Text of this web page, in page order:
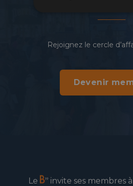
Rejoignez le cercle
Devenir
Le
invite ses membres